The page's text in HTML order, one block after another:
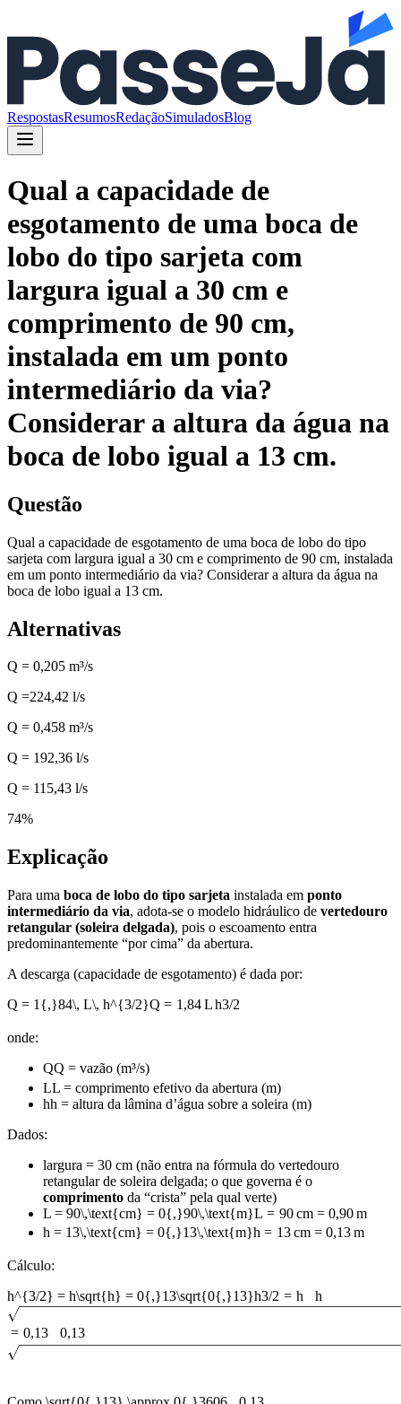
RespostasResumosRedaçãoSimuladosBlog
Qual a capacidade de
esgotamento de uma boca de
lobo do tipo sarjeta com
largura igual a 30 cm e
comprimento de 90 cm,
instalada em um ponto
intermediário da via?
Considerar a altura da água na
boca de lobo igual a 13 cm.
Questão
Qual a capacidade de esgotamento de uma boca de lobo do tipo
sarjeta com largura igual a 30 cm e comprimento de 90 cm, instalada
em um ponto intermediário da via? Considerar a altura da água na
boca de lobo igual a 13 cm.
Alternativas
Q = 0,205 m³/s
Q =224,42 l/s
Q = 0,458 m³/s
Q = 192,36 l/s
Q = 115,43 l/s
74%
Explicação
Para uma boca de lobo do tipo sarjeta instalada em ponto
intermediário da via, adota-se o modelo hidráulico de vertedouro
retangular (soleira delgada), pois o escoamento entra
predominantemente “por cima” da abertura.
A descarga (capacidade de esgotamento) é dada por:
Q = 1{,}84\, L\, h^{3/2}Q = 1 ,84Lh3/2
onde:
QQ = vazão (m³/s)
LL = comprimento efetivo da abertura (m)
hh = altura da lâmina d’água sobre a soleira (m)
Dados:
largura = 30 cm (não entra na fórmula do vertedouro
retangular de soleira delgada; o que governa é o
comprimento da “crista” pela qual verte)
L = 90\,\text{cm} = 0{,}90\,\text{m}L = 90cm = 0,90m
h = 13\,\text{cm} = 0{,}13\,\text{m}h = 13cm = 0,13m
Cálculo:
h^{3/2} = h\sqrt{h} = 0{,}13\sqrt{0{,}13}h3/2 = h h
= 0,13 0,13